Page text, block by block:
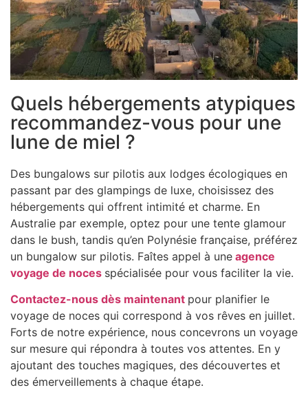
Quels hébergements atypiques
recommandez-vous pour une
lune de miel ?
Des bungalows sur pilotis aux lodges écologiques en
passant par des glampings de luxe, choisissez des
hébergements qui offrent intimité et charme. En
Australie par exemple, optez pour une tente glamour
dans le bush, tandis qu’en Polynésie française, préférez
un bungalow sur pilotis. Faîtes appel à une agence
voyage de noces spécialisée pour vous faciliter la vie.
Contactez-nous dès maintenant pour planifier le
voyage de noces qui correspond à vos rêves en juillet.
Forts de notre expérience, nous concevrons un voyage
sur mesure qui répondra à toutes vos attentes. En y
ajoutant des touches magiques, des découvertes et
des émerveillements à chaque étape.